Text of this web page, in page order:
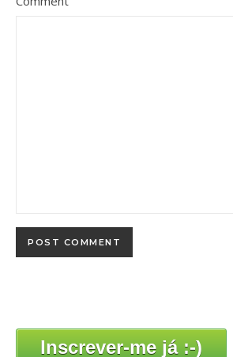
Inscrever-me já :-)